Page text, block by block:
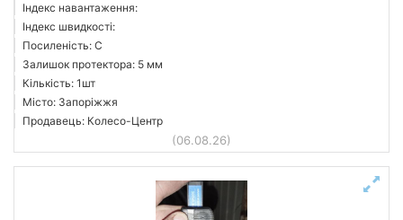
Індекс навантаження:
Індекс швидкості:
Посиленість: C
Залишок протектора: 5 мм
Кількість: 1шт
Місто: Запоріжжя
Продавець: Колесо-Центр
(06.08.26)